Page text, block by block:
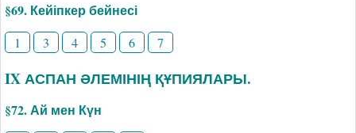
§69. Кейіпкер бейнесі
1 3 4 5 6 7
IX АСПАН ӘЛЕМІНІҢ ҚҰПИЯЛАРЫ.
§72. Ай мен Күн